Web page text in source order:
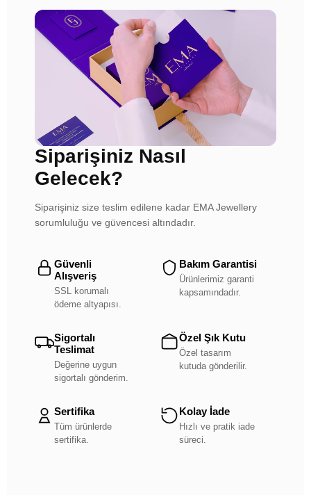
Siparişiniz Nasıl
Gelecek?
Siparişiniz size teslim edilene kadar EMA Jewellery
sorumluluğu ve güvencesi altındadır.
Güvenli
Alışveriş
SSL korumalı
ödeme altyapısı.
Bakım Garantisi
Ürünlerimiz garanti
kapsamındadır.
Sigortalı
Teslimat
Değerine uygun
sigortalı gönderim.
Özel Şık Kutu
Özel tasarım
kutuda gönderilir.
Sertifika
Tüm ürünlerde
sertifika.
Kolay İade
Hızlı ve pratik iade
süreci.